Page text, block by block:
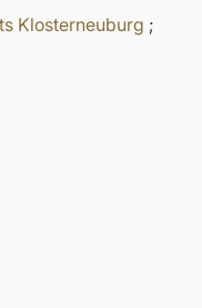
Klosterneuburg ;